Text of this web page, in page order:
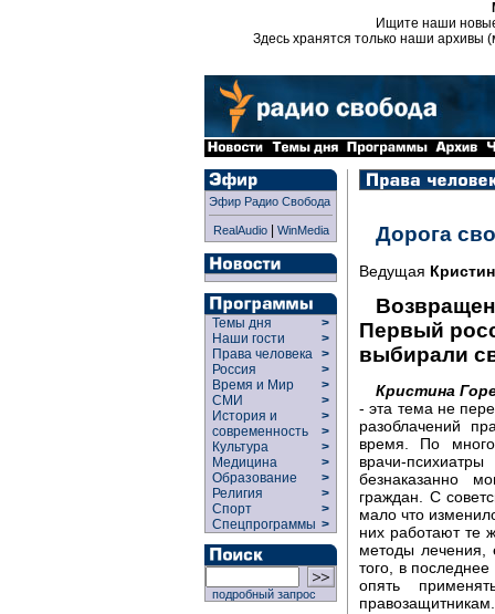
Ищите наши
Здесь хранятся только наши архивы
Эфир Радио Свобода
RealAudio| WinMedia
Темы дня
>
Наши гости
>
Права человека >
Россия
>
Время и Мир
>
СМИ
>
История и
современность
>
>
Культура
>
Медицина
>
Образование
>
Религия
>
Спорт
>
Спецпрограммы >
подробный запрос
Дорога
Ведущая
Первый
выбирали
Кристина
- эта тема не
разоблачений
время. По
врачи-
безнаказанно
граждан. С
мало что
них работают те
методы лечения,
того, в
опять
правозащитникам.